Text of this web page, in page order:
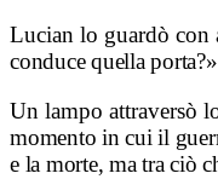
Lucian lo guardò con
conduce quella porta?»
Un lampo attraversò
momento in cui il
e la morte, ma tra ciò